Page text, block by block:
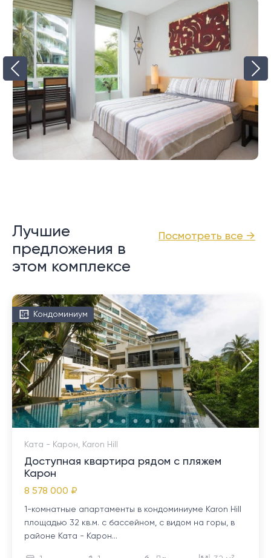
Посмотреть все →
Лучшие
предложения в
этом комплексе
Кондоминиум
Ката - Карон, Karon Hill
Доступная квартира рядом с пляжем
Карон
8 578 000 ₽
1-комнатные апартаменты в кондоминиуме Karon Hill
площадью 32 кв.м. с бассейном, с видом на горы, в
районе Ката - Карон...